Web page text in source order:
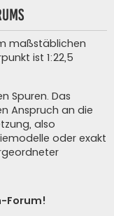
maßstäblichen
ist 1:22,5
Spuren. Das
Anspruch an die
also
oder exakt
Forum!